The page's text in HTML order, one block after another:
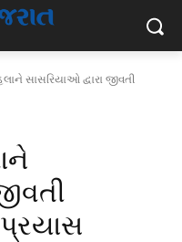
સાસરિયાઓ દ્વારા જીવતી